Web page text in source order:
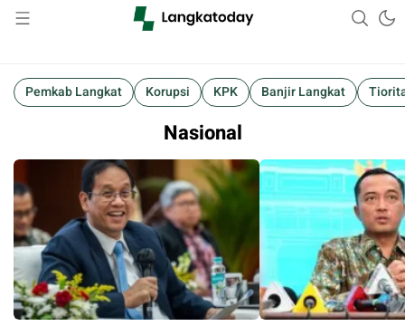
Langkatoday.com
Suara Lokal, Informasi Global
Pemkab Langkat Korupsi KPK Banjir Langkat
Nasional